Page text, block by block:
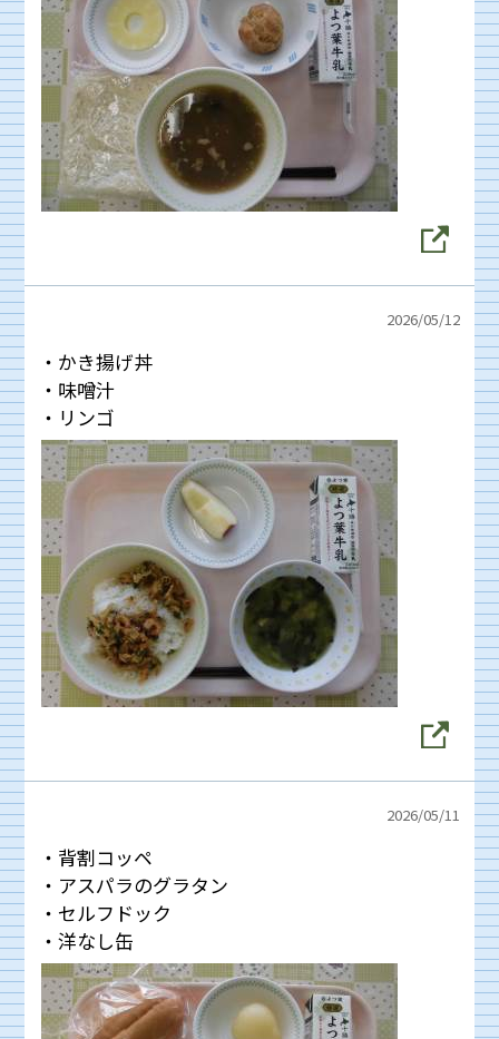
2026/05/12
・かき揚げ丼
・味噌汁
・リンゴ
2026/05/11
・背割コッペ
・アスパラのグラタン
・セルフドック
・洋なし缶